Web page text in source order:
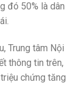
đó 50% là dân
Trung tâm Nội
thông tin trên,
chứng tăng